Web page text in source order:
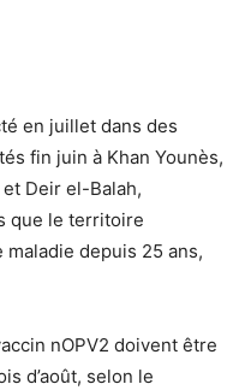
en juillet dans des
fin juin à Khan Younès,
Deir el-Balah,
que le territoire
depuis 25 ans,
nOPV2 doivent être
d’août, selon le